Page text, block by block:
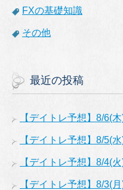
FXの基礎知識
その他
最近の投稿
【デイトレ予想】8/6(
【デイトレ予想】8/5(
【デイトレ予想】8/4(
【デイトレ予想】8/3(